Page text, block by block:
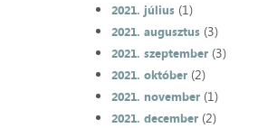
2021. július(1)
2021. augusztus(3)
2021. szeptember(3)
2021. október(2)
2021. november(1)
2021. december(2)